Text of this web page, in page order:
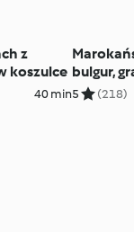
z
koszulce
40 min
bulgur,
5 (218)